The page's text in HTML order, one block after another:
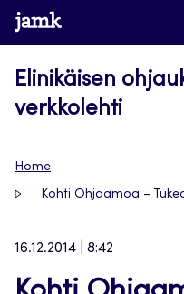
Siirry
suoraan
www.jamk.fi
Elinikäisen
verkkolehti
Home
Kohti Ohjaamoa –
16.12.2014 | 8:42